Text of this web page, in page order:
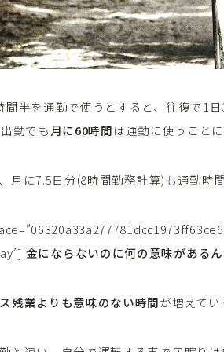
間半を通勤で使うとすると、往復で1日
勤でも月に60時間は通勤に使うことに
月に7.5日分(8時間勤務計算)も通勤時
金にならないのに何の意味があるん
残業よりも意味のない時間が増えてい